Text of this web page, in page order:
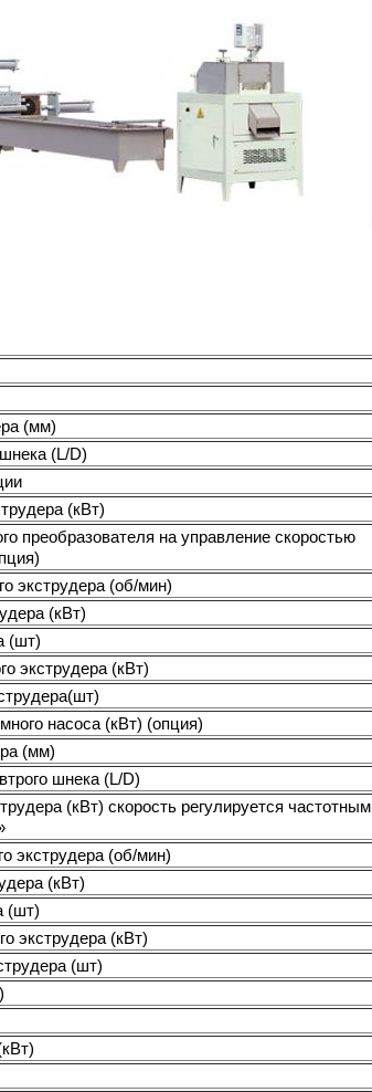
(мм)
(L/D)
(кВт)
преобразователя на управление скоростью
экструдера (об/мин)
(кВт)
(шт)
экструдера (кВт)
насоса (кВт) (опция)
(мм)
шнека (L/D)
(кВт) скорость регулируется частотным
экструдера (об/мин)
(кВт)
(шт)
экструдера (кВт)
(шт)